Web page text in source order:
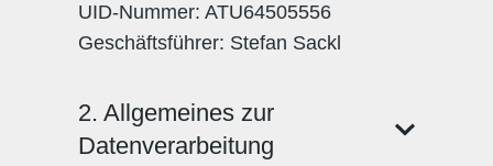
UID-Nummer: ATU64505556
Geschäftsführer: Stefan Sackl
2. Allgemeines zur
Datenverarbeitung